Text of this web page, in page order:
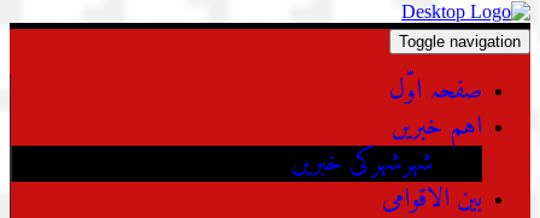
Toggle navigation
صفحہ اوّل
اہم خبریں
شہرشہرکی خبریں
بین الاقوامی